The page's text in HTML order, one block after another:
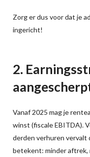
Zorg er dus voor dat je
ingericht!
2.
Vanaf 2025 mag je
winst (fiscale EBITDA).
derden verhuren vervalt
betekent: minder aftrek,